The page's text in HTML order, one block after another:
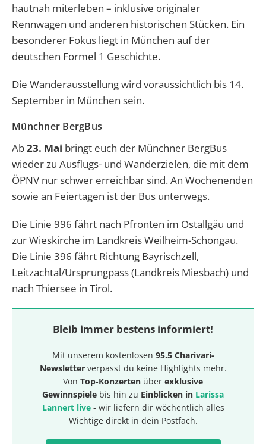
hautnah miterleben – inklusive originaler
Rennwagen und anderen historischen Stücken. Ein
besonderer Fokus liegt in München auf der
deutschen Formel 1 Geschichte.
Die Wanderausstellung wird voraussichtlich bis 14.
September in München sein.
Münchner BergBus
Ab23. Mai bringt euch der Münchner BergBus
wieder zu Ausflugs- und Wanderzielen, die mit dem
ÖPNV nur schwer erreichbar sind. An Wochenenden
sowie an Feiertagen ist der Bus unterwegs.
Die Linie 996 fährt nach Pfronten im Ostallgäu und
zur Wieskirche im Landkreis Weilheim-Schongau.
Die Linie 396 fährt Richtung Bayrischzell,
Leitzachtal/Ursprungpass (Landkreis Miesbach) und
nach Thiersee in Tirol.
Bleib immer bestens informiert!
Mit unserem kostenlosen 95.5 Charivari-
Newsletterverpasst du keine Highlights mehr.
Von Top-Konzerten über exklusive
Gewinnspiele bis hin zu Einblicken in Larissa
Lannert live- wir liefern dir wöchentlich alles
Wichtige direkt in dein Postfach.